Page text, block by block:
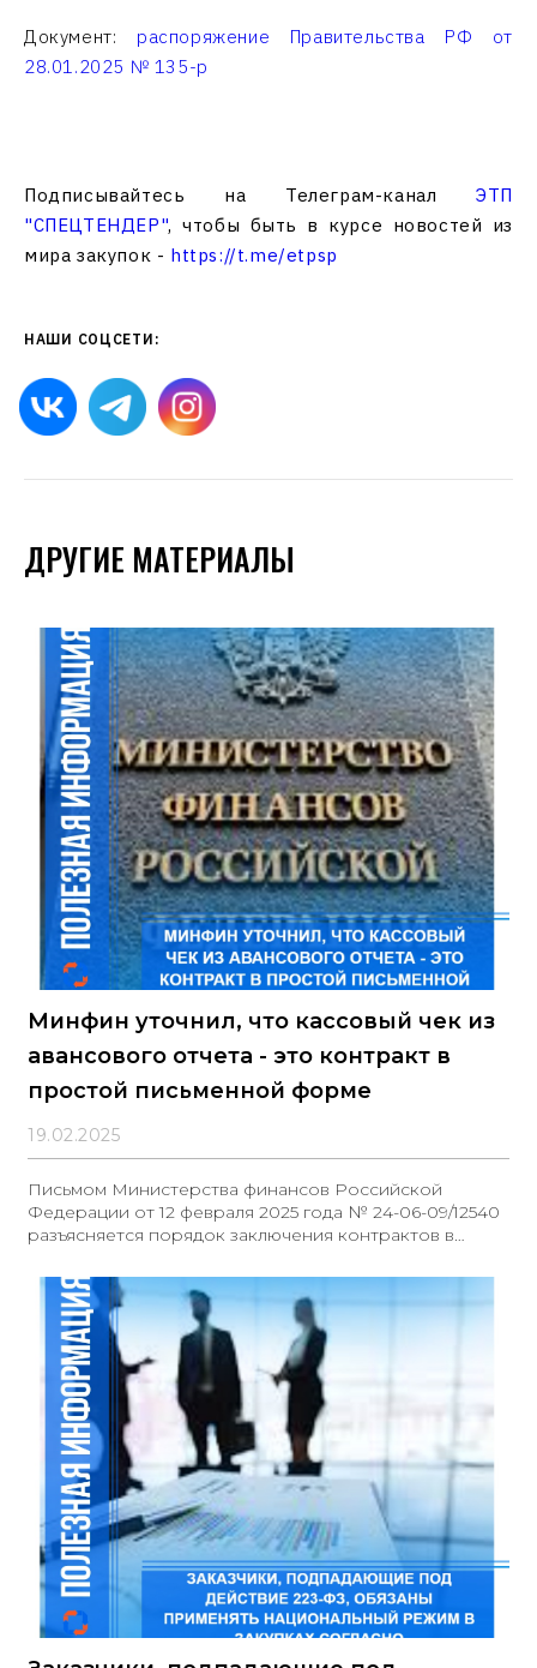
Документ: распоряжение Правительства РФ от
28.01.2025 № 135-р
Подписывайтесь на Телеграм-каналЭТП
"СПЕЦТЕНДЕР", чтобы быть в курсе новостей из
мира закупок - https://t.me/etpsp
НАШИ СОЦСЕТИ:
ДРУГИЕ МАТЕРИАЛЫ
Минфин уточнил, что кассовый чек из
авансового отчета - это контракт в
простой письменной форме
19.02.2025
Письмом Министерства финансов Российской
Федерации от 12 февраля 2025 года № 24-06-09/12540
разъясняется порядок заключения контрактов в
соответствии с Федеральным законом № 44-ФЗ.
Ведомство указывает, что контракты с единственным
поставщиком могут быть оформлены в простой
письменной форме в определённых случаях, включая
закупки, указанные в пункте 4 части 1 статьи 93 Закона
№ 44-ФЗ. Основные положения письма Минфина
следующие: 1